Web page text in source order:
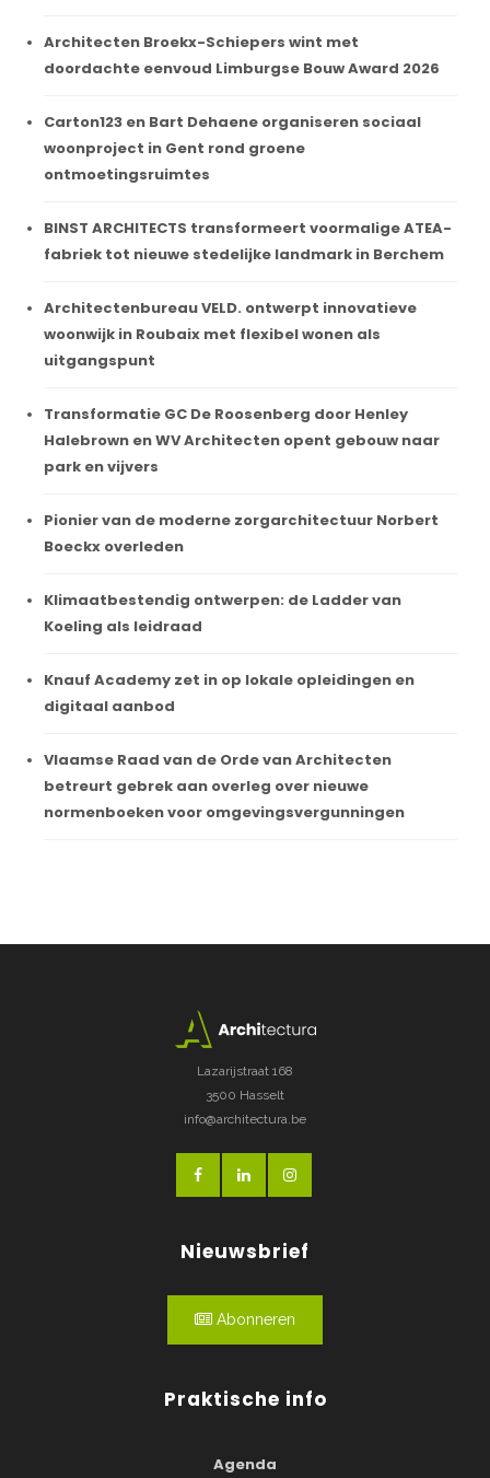
Architecten Broekx-Schiepers wint met
doordachte eenvoud Limburgse Bouw Award 2026
Carton123 en Bart Dehaene organiseren sociaal
woonproject in Gent rond groene
ontmoetingsruimtes
BINST ARCHITECTS transformeert voormalige ATEA-
fabriek tot nieuwe stedelijke landmark in Berchem
Architectenbureau VELD. ontwerpt innovatieve
woonwijk in Roubaix met flexibel wonen als
uitgangspunt
Transformatie GC De Roosenberg door Henley
Halebrown en WV Architecten opent gebouw naar
park en vijvers
Pionier van de moderne zorgarchitectuur Norbert
Boeckx overleden
Klimaatbestendig ontwerpen: de Ladder van
Koeling als leidraad
Knauf Academy zet in op lokale opleidingen en
digitaal aanbod
Vlaamse Raad van de Orde van Architecten
betreurt gebrek aan overleg over nieuwe
normenboeken voor omgevingsvergunningen
Lazarijstraat 168
3500 Hasselt
info@architectura.be
Nieuwsbrief
Abonneren
Praktische info
Agenda